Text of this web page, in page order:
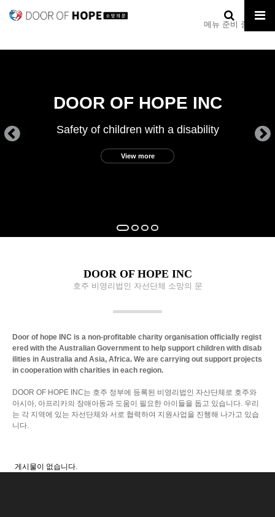
메뉴 준비 중입니다.
OF HOPE INC
View more
DOOR OF HOPE INC
호주 비영리법인 자선단체 소망의 문
Door of hope INC is a non-profitable charity organisation officially regist
ered with the Australian Government to help support children with disab
ilities in Australia and Asia, Africa. We are carrying out support projects
in cooperation with charities in each region.
DOOR OF HOPE INC는 호주 정부에 등록된 비영리법인 자산단체로 호주와
아시아, 아프리카의 장애아동과 도움이 필요한 아이들을 돕고 있습니다. 우리
는 각 지역에 있는 자선단체와 서로 협력하여 지원사업을 진행해 나가고 있습
니다.
게시물이 없습니다.